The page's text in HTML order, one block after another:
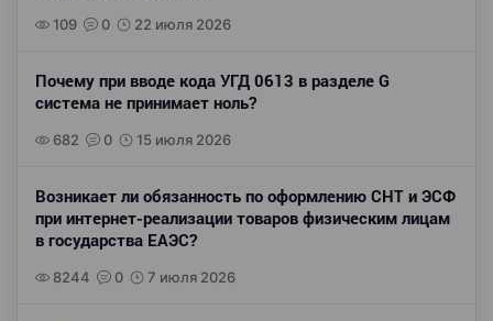
109 0 22 июля 2026
Почему при вводе кода УГД 0613 в разделе G
система не принимает ноль?
682 0 15 июля 2026
Возникает ли обязанность по оформлению СНТ и ЭСФ
при интернет-реализации товаров физическим лицам
в государства ЕАЭС?
8244 0 7 июля 2026